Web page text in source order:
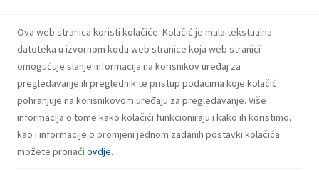
Ova web stranica koristi kolačiće. Kolačić je mala tekstualna
datoteka u izvornom kodu web stranice koja web stranici
omogućuje slanje informacija na korisnikov uređaj za
pregledavanje ili preglednik te pristup podacima koje kolačić
pohranjuje na korisnikovom uređaju za pregledavanje. Više
informacija o tome kako kolačići funkcioniraju i kako ih koristimo,
kao i informacije o promjeni jednom zadanih postavki kolačića
možete pronaći ovdje.
bolji programi multietničnosti, internacionalizma, te prije
svega humanosti. ”
Ismet Efendić, predsjednik